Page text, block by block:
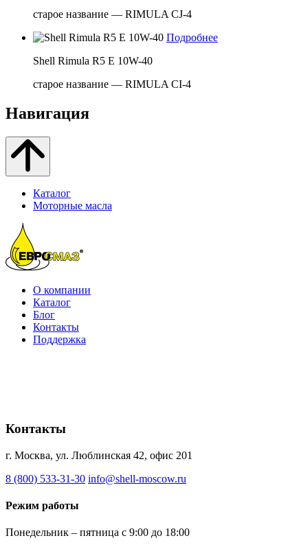
старое название — RIMULA CJ-4
Подробнее
Shell Rimula R5 E 10W-40
старое название — RIMULA CI-4
Навигация
Каталог
Моторные масла
О компании
Каталог
Блог
Контакты
Поддержка
Контакты
г. Москва, ул. Люблинская 42, офис 201
8 (800) 533-31-30 info@shell-moscow.ru
Режим работы
Понедельник – пятница с 9:00 до 18:00